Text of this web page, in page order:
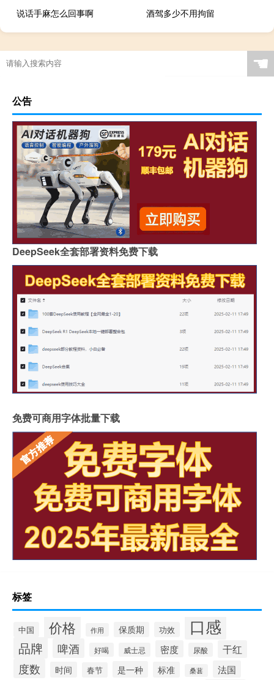
说话手麻怎么回事啊
酒驾多少不用拘留
☚
公告
DeepSeek全套部署资料免费下载
免费可商用字体批量下载
标签
中国 价格 作用 保质期 功效 口感
品牌 啤酒 好喝 威士忌 密度 尿酸 干红
度数 时间 春节 是一种 标准 桑葚 法国